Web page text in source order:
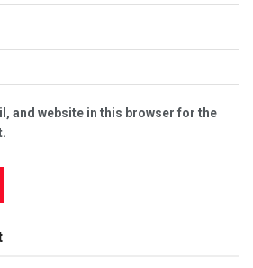
and website in this browser for the